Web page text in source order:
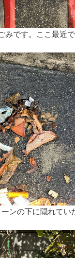
みです。ここ最近
ンの下に隠れてい